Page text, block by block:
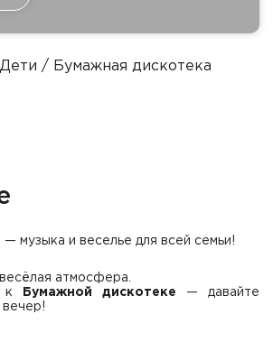
Дети Бумажная дискотека
музыка и веселье для всей семьи!
атмосфера.
к
Бумажной дискотеке — давайте
вечер!